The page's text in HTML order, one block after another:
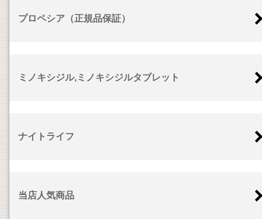
プロペシア（正規品保証）
ミノキシジル,ミノキシジルタブレット
ナイトライフ
当店人気商品